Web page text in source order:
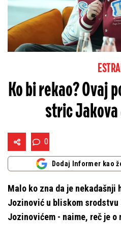
Ko bi rekao? Ovaj
stric
0
Dodaj Informer kao
Malo ko zna da je
Jozinović u bliskom srodstvu
Jozinovićem - naime, reč je o